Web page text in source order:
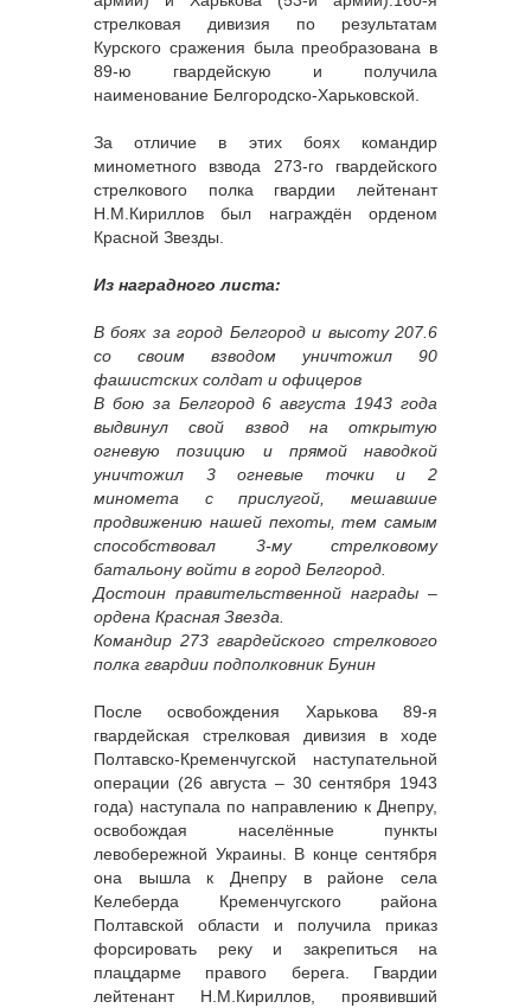
стрелковая дивизия по результатам
Курского сражения была преобразована в
89-ю гвардейскую и получила
наименование Белгородско-Харьковской.
За отличие в этих боях командир
минометного взвода 273-го гвардейского
стрелкового полка гвардии лейтенант
Н.М.Кириллов был награждён орденом
Красной Звезды.
Из наградного листа:
В боях за город Белгород и высоту 207.6
со своим взводом уничтожил 90
фашистских солдат и офицеров
В бою за Белгород 6 августа 1943 года
выдвинул свой взвод на открытую
огневую позицию и прямой наводкой
уничтожил 3 огневые точки и 2
миномета с прислугой, мешавшие
продвижению нашей пехоты, тем самым
способствовал 3-му стрелковому
батальону войти в город Белгород.
Достоин правительственной награды –
ордена Красная Звезда.
Командир 273 гвардейского стрелкового
полка гвардии подполковник Бунин
После освобождения Харькова 89-я
гвардейская стрелковая дивизия в ходе
Полтавско-Кременчугской наступательной
операции (26 августа – 30 сентября 1943
года) наступала по направлению к Днепру,
освобождая населённые пункты
левобережной Украины. В конце сентября
она вышла к Днепру в районе села
Келеберда Кременчугского района
Полтавской области и получила приказ
форсировать реку и закрепиться на
плацдарме правого берега. Гвардии
лейтенант Н.М.Кириллов, проявивший